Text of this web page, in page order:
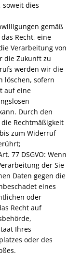
soweit dies
gemäß
Recht, eine
Verarbeitung von
die Zukunft zu
werden wir die
löschen, sofern
auf eine
Durch den
Rechtmäßigkeit
zum Widerruf
77 DSGVO: Wenn
der Sie
Daten gegen die
eines
oder
Recht auf
Ihres
oder des